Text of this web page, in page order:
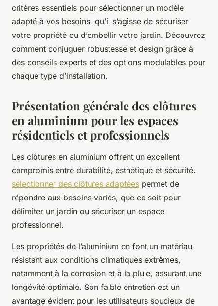
critères essentiels pour sélectionner un modèle
adapté à vos besoins, qu’il s’agisse de sécuriser
votre propriété ou d’embellir votre jardin. Découvrez
comment conjuguer robustesse et design grâce à
des conseils experts et des options modulables pour
chaque type d’installation.
Présentation générale des clôtures
en aluminium pour les espaces
résidentiels et professionnels
Les clôtures en aluminium offrent un excellent
compromis entre durabilité, esthétique et sécurité.
sélectionner des clôtures adaptées permet de
répondre aux besoins variés, que ce soit pour
délimiter un jardin ou sécuriser un espace
professionnel.
Les propriétés de l’aluminium en font un matériau
résistant aux conditions climatiques extrêmes,
notamment à la corrosion et à la pluie, assurant une
longévité optimale. Son faible entretien est un
avantage évident pour les utilisateurs soucieux de